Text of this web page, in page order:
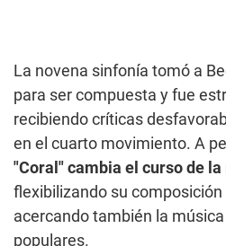
La novena sinfonía tomó a
para ser compuesta y fue
recibiendo críticas
en el cuarto movimiento. A
"Coral" cambia el curso de
flexibilizando su
acercando también la
populares.